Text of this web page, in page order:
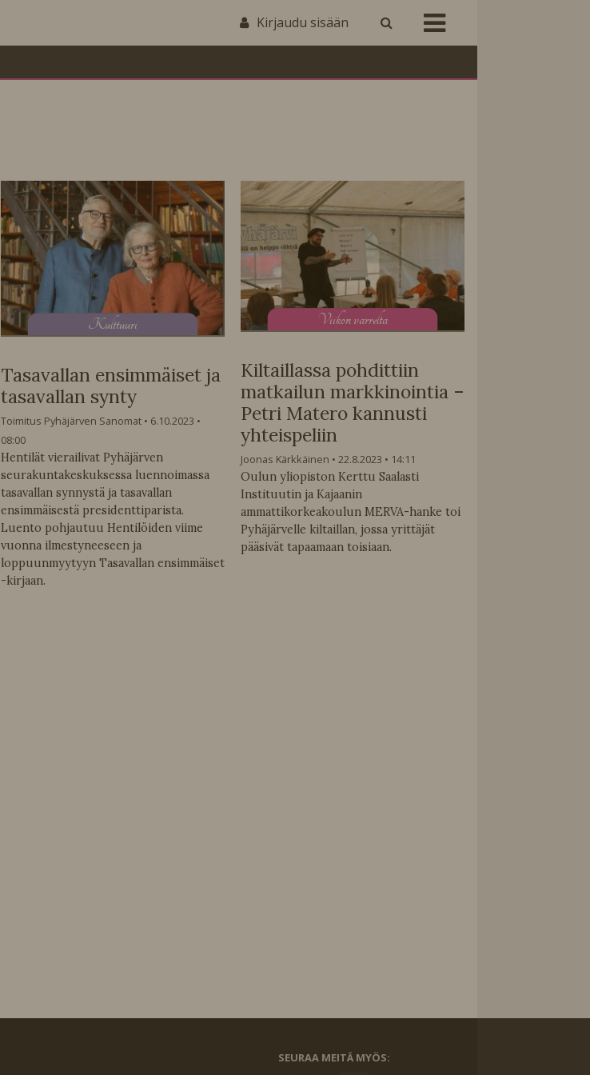
Kirjaudu sisään
Kulttuuri
Tasavallan ensimmäiset ja
tasavallan synty
Toimitus Pyhäjärven Sanomat
6.10.2023
08:00
Hentilät vierailivat Pyhäjärven
seurakuntakeskuksessa luennoimassa
tasavallan synnystä ja tasavallan
ensimmäisestä presidenttiparista.
Luento pohjautuu Hentilöiden viime
vuonna ilmestyneeseen ja
loppuunmyytyyn Tasavallan ensimmäiset
-kirjaan.
Viikon varrelta
Kiltaillassa pohdittiin
matkailun markkinointia –
Petri Matero kannusti
yhteispeliin
Joonas Kärkkäinen 22.8.2023
14:11
Oulun yliopiston Kerttu Saalasti
Instituutin ja Kajaanin
ammattikorkeakoulun MERVA-hanke toi
Pyhäjärvelle kiltaillan, jossa yrittäjät
pääsivät tapaamaan toisiaan.
SEURAA MEITÄ MYÖS: